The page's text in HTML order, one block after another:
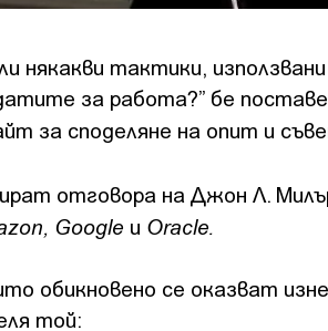
някакви тактики,
за работа?” бе
за споделяне на опит и
отговора на Джон Л.
Google и Oracle.
обикновено се оказват
той: